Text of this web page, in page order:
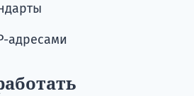
адресами